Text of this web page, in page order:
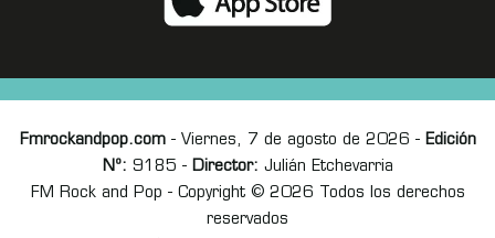
Fmrockandpop.com- Viernes, 7 de agosto de 2026 - Edición
Nº: 9185 - Director: Julián Etchevarria
FM Rock and Pop - Copyright © 2026 Todos los derechos
reservados